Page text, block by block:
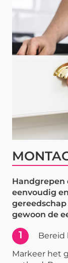
Handgrepen
eenvoudig
gewoon de
1
Bereid
Markeer het